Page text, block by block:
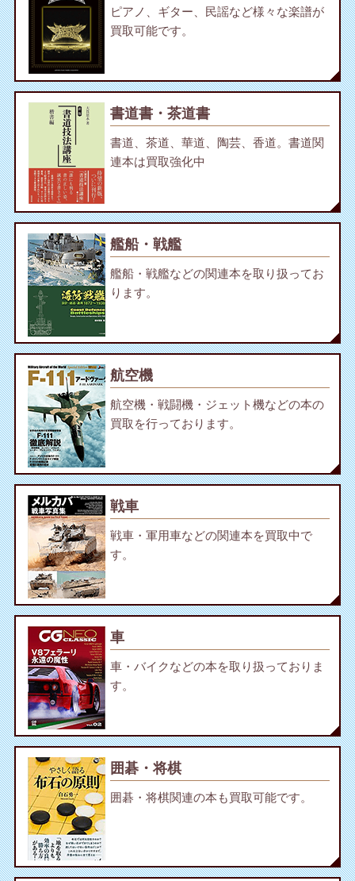
ピアノ、ギター、民謡など様々な楽譜が
買取可能です。
書道書・茶道書
書道、茶道、華道、陶芸、香道。書道関
連本は買取強化中
艦船・戦艦
艦船・戦艦などの関連本を取り扱ってお
ります。
航空機
航空機・戦闘機・ジェット機などの本の
買取を行っております。
戦車
戦車・軍用車などの関連本を買取中で
す。
車
車・バイクなどの本を取り扱っておりま
す。
囲碁・将棋
囲碁・将棋関連の本も買取可能です。